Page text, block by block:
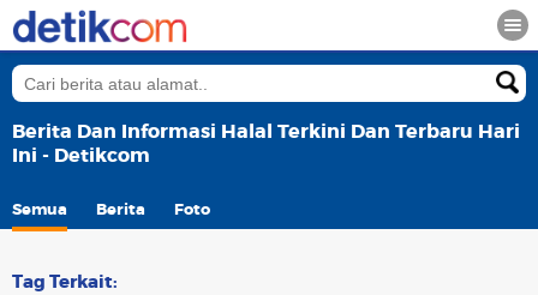
Berita Dan Informasi Halal Terkini Dan Terbaru Hari
Ini - Detikcom
Semua Berita Foto
Tag Terkait: